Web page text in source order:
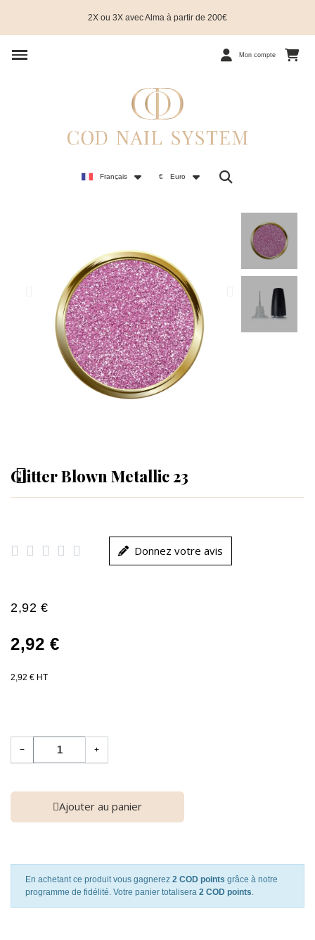
2X ou 3X avec Alma à partir de 200€
Mon compte
Français € Euro
Glitter Blown Metallic 23
     Donnez votre avis
2,92 €
2,92 €
2,92 € HT
− +
Ajouter au panier
En achetant ce produit vous gagnerez 2 COD points grâce à notre
programme de fidélité. Votre panier totalisera 2 COD points.